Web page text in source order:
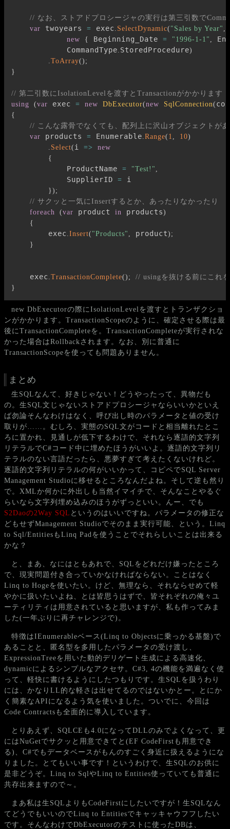
// なお、ストアドプロシージャの実行は第三引数で
var twoyears = exec SelectDynamic( "Sales by Year"
new
{ Beginning_Date = "1996-1-1"
            CommandType
StoredProcedure)
ToArray() ;
}
// 第二引数にIsolationLevelを渡すとTransactionがかかります
using
(var exec = new DbExecutor(new SqlConnection(
{
// こんな露骨でなくても、配列上に沢山オブジェクトが
var products = Enumerable Range( 1 10)
Select( i =>
new
{
            ProductName
= "Test!"
            SupplierID
= i
}) ;
// サクッと一気にInsertするとか、あったりなかったり
foreach
(var product in products)
{
        exec
Insert( "Products" product) ;
}
    exec
TransactionComplete() ;
// usingを抜ける前にこれ
}
new DbExecutorの際にIsolationLevelを渡すとトランザクショ
ンがかかります。TransactionScopeのように、確定させる際は最
後にTransactionCompleteを。TransactionCompleteが実行されな
かった場合はRollbackされます。なお、別に普通に
TransactionScopeを使っても問題ありません。
まとめ
生SQLなんて、好きじゃない！どうやったって、異物だも
の。生SQL文じゃないストアドプロシージャならいいかといえ
ば勿論そんなわけはなく、呼び出し時のパラメータと値の受け
取りが……。むしろ、実態のSQL文がコードと相当離れたとこ
ろに置かれ、見通しが低下するわけで、それなら逐語的文字列
リテラルでC#コード中に埋めたほうがいいよ。逐語的文字列リ
テラルのない言語だったら、悪夢すぎて考えたくないけれど。
逐語的文字列リテラルの何がいいかって、コピペでSQL Server
Management Studioに移せるところなんだよね。そして逆も然り
で。XMLか何かに外出しも当然イマイチで、そんなことやるぐ
らいなら文字列埋め込みのほうがずっといい。んー、でも
S2Daoの2Way SQL というのはいいですね。パラメータの修正な
どもせずManagement Studioでそのまま実行可能、という。Linq
to Sql/EntitiesもLinq Padを使うことでそれらしいことは出来る
かな？
と、まあ、なにはともあれで、SQLをどれだけ嫌ったところ
で、現実問題付き合っていかなければならない。ことはなく
Linq to Hogeを使いたい。けど、無理なら、それならせめて軽
やかに扱いたいよね、とは皆思うはずで、皆それぞれの俺々ユ
ーティリティは用意されていると思いますが、私も作ってみま
した(一年ぶりに再チャレンジで)。
特徴はIEnumerableベース(Linq to Objectsに乗っかる基盤)で
あることと、匿名型を多用したパラメータの受け渡し、
ExpressionTreeを用いた動的デリゲート生成による高速化、
dynamicによるシンプルなアクセサ。C#3, 4の機能を満遍なく使
って、軽快に書けるようにしたつもりです。生SQLを扱うわり
には、かなりLL的な軽さは出せてるのではないかとー。とにか
く簡素なAPIになるよう気を使いました。ついでに、今回は
Code Contractsも全面的に導入しています。
とりあえず、SQLCEも4.0になってDLLのみでよくなって、更
にはNuGetでサクッと用意できてと(EF CodeFirstも用意でき
る)、C#でもデータベースがもんのすごく身近に扱えるようにな
りました。とてもいい事です！というわけで、生SQLのお供に
是非どうぞ。Linq to SqlやLinq to Entities使っていても普通に
共存出来ますので～。
まあ私は生SQLよりもCodeFirstにしたいですが！生SQLなん
てどうでもいいのでLinq to Entitiesでキャッキャウフフしたい
です。そんなわけでDbExecutorのテストに使ったDBは、